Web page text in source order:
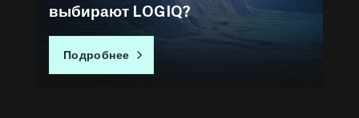
выбирают LOGIQ?
Подробнее